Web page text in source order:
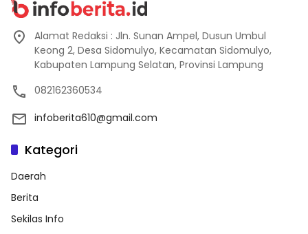
Alamat Redaksi : Jln. Sunan Ampel, Dusun Umbul
Keong 2, Desa Sidomulyo, Kecamatan Sidomulyo,
Kabupaten Lampung Selatan, Provinsi Lampung
082162360534
infoberita610@gmail.com
Kategori
Daerah
Berita
Sekilas Info